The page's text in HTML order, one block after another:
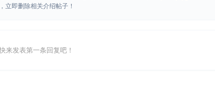
立即删除相关介绍帖子！
来发表第一条回复吧！